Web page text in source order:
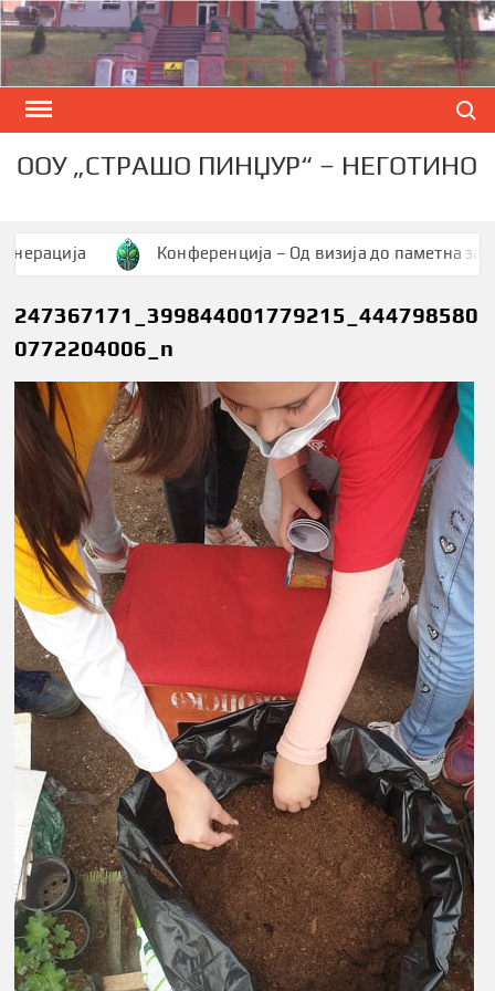
Skip
to
content
ООУ „СТРАШО ПИНЏУР“ – НЕГОТИНО
Конференција – Од визија до паметна заедница
247367171_399844001779215_444798580
0772204006_n